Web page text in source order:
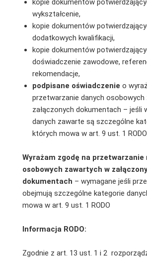
kopie dokumentów
wykształcenie,
kopie dokumentów
dodatkowych kwalifikacji,
kopie dokumentów
doświadczenie zawodowe,
rekomendacje,
podpisane oświadczenie o
przetwarzanie danych
załączonych dokumentach – jeśli
danych zawarte są szczególne
których mowa w art. 9 ust. 1 RODO
Wyrażam zgodę na przetwarzanie
osobowych zawartych w
dokumentach – wymagane jeśli
obejmują szczególne kategorie
mowa w art. 9 ust. 1 RODO
Informacja RODO:
Zgodnie z art. 13 ust. 1 i 2